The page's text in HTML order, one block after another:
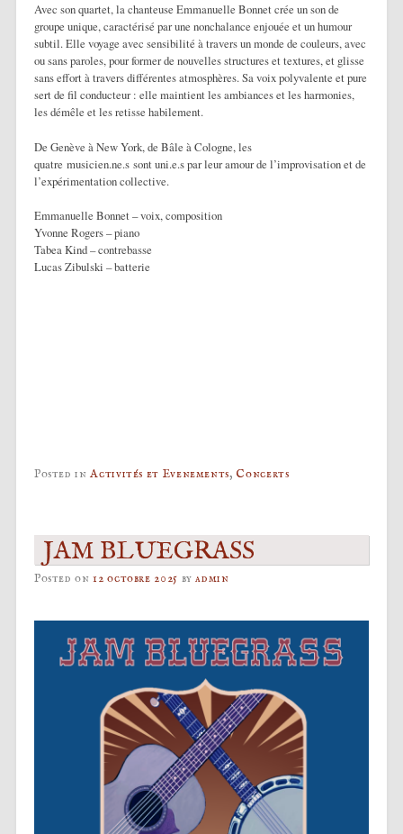
Avec son quartet, la chanteuse Emmanuelle Bonnet crée un son de
groupe unique, caractérisé par une nonchalance enjouée et un humour
subtil. Elle voyage avec sensibilité à travers un monde de couleurs, avec
ou sans paroles, pour former de nouvelles structures et textures, et glisse
sans effort à travers différentes atmosphères. Sa voix polyvalente et pure
sert de fil conducteur : elle maintient les ambiances et les harmonies,
les démêle et les retisse habilement.
De Genève à New York, de Bâle à Cologne, les
quatre musicien.ne.s sont uni.e.s par leur amour de l’improvisation et de
l’expérimentation collective.
Emmanuelle Bonnet – voix, composition
Yvonne Rogers – piano
Tabea Kind – contrebasse
Lucas Zibulski – batterie
Posted inActivités et Evenements, Concerts
JAM BLUEGRASS
Posted on12 octobre 2025 byadmin